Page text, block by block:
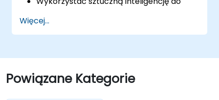
marketingowych i kreatywów
reklamowych.
za pomocą odpowiedzi generowanych
Wykorzystać sztuczną inteligencję do
Więcej...
Powiązane Kategorie